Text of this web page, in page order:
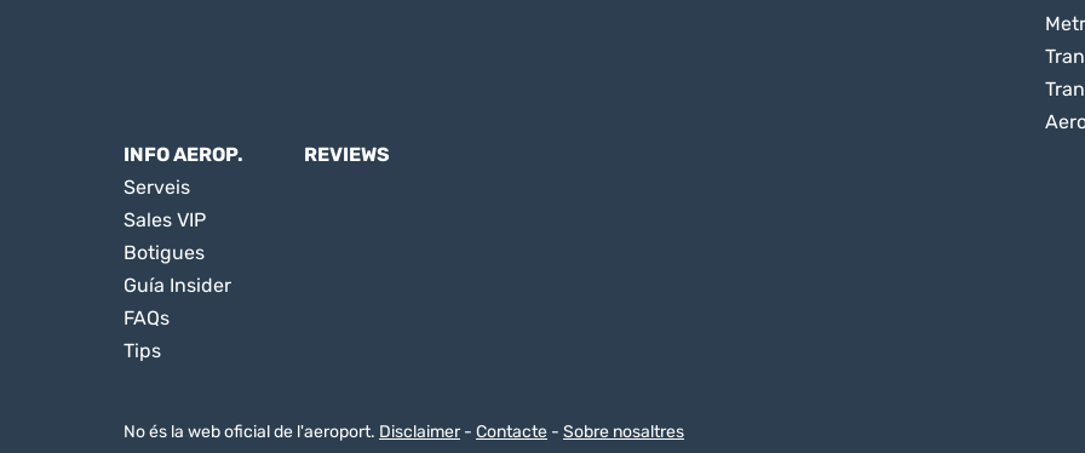
INFO AEROP.
Serveis
Sales VIP
Botigues
Guía Insider
FAQs
Tips
REVIEWS
No és la web oficial de l'aeroport. Disclaimer- Contacte - Sobre nosaltres